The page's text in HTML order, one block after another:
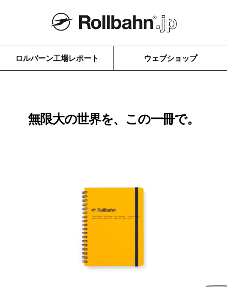
ロルバーン工場レポート ウェブショップ
無限大の世界を、この一冊で。